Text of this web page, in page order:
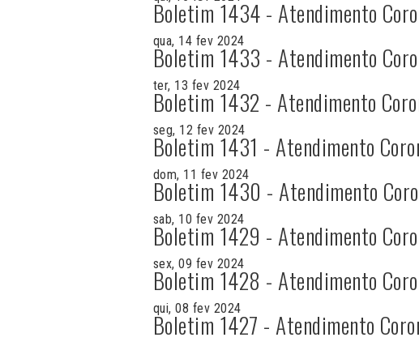
Boletim 1434 - Atendimento
qua, 14 fev 2024
Boletim 1433 - Atendimento
ter, 13 fev 2024
Boletim 1432 - Atendimento
seg, 12 fev 2024
Boletim 1431 - Atendimento
dom, 11 fev 2024
Boletim 1430 - Atendimento
sab, 10 fev 2024
Boletim 1429 - Atendimento
sex, 09 fev 2024
Boletim 1428 - Atendimento
qui, 08 fev 2024
Boletim 1427 - Atendimento